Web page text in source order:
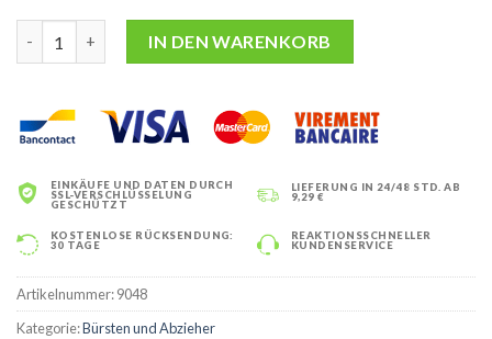
IN DEN WARENKORB
EINKÄUFE UND DATEN DURCH
SSL-VERSCHLÜSSELUNG
GESCHÜTZT
LIEFERUNG IN 24/48 STD. AB
9,29 €
KOSTENLOSE RÜCKSENDUNG:
30 TAGE
REAKTIONSSCHNELLER
KUNDENSERVICE
Artikelnummer:9048
Kategorie:Bürsten und Abzieher